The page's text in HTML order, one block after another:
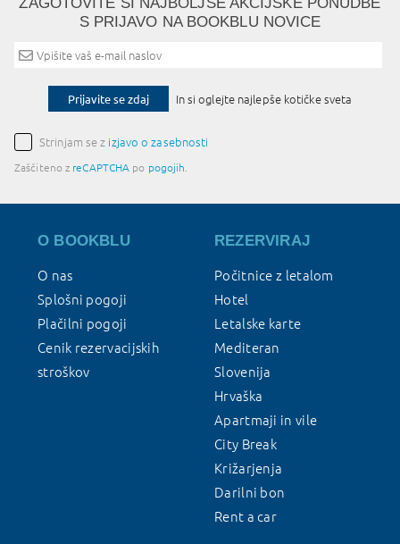
S PRIJAVO NA BOOKBLU NOVICE
Prijavite se zdaj In si oglejte najlepše kotičke sveta
Strinjam se z izjavo o zasebnosti
Zaščiteno z reCAPTCHA po pogojih
O BOOKBLU
O nas
Splošni pogoji
Plačilni pogoji
Cenik rezervacijskih
stroškov
REZERVIRAJ
Počitnice z letalom
Hotel
Letalske karte
Mediteran
Slovenija
Hrvaška
Apartmaji in vile
City Break
Križarjenja
Darilni bon
Rent a car